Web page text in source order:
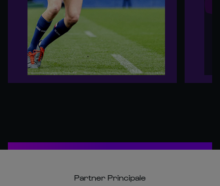
Partner Principale